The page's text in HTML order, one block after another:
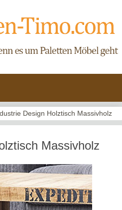
Design Holztisch Massivholz
Massivholz